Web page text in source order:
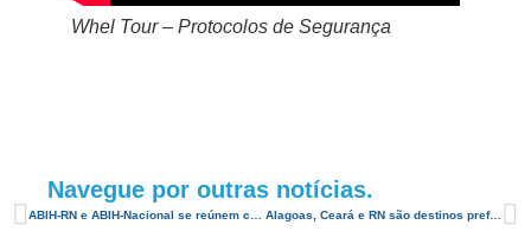
Whel Tour – Protocolos de Segurança
Navegue por outras notícias.
Alagoas, Ceará e RN são destinos preferidos segundo pesquisa Decolar